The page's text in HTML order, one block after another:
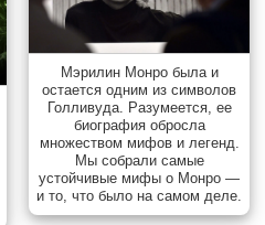
Мэрилин Монро была и
остается одним из символов
Голливуда. Разумеется, ее
биография обросла
множеством мифов и легенд.
Мы собрали самые
устойчивые мифы о Монро —
и то, что было на самом деле.